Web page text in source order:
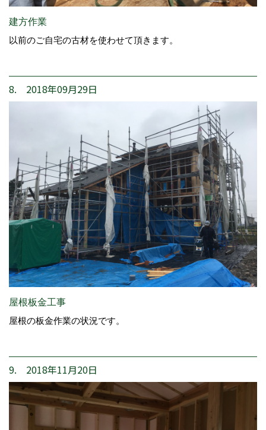
建方作業
以前のご自宅の古材を使わせて頂きます。
8. 2018年09月29日
屋根板金工事
屋根の板金作業の状況です。
9. 2018年11月20日